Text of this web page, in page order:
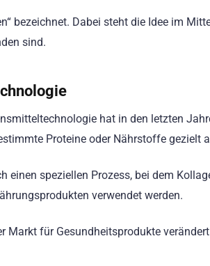
bezeichnet. Dabei steht die Idee im
sind.
hat in den letzten
Proteine oder Nährstoffe gezielt
einen speziellen Prozess, bei dem
verwendet werden.
Markt für Gesundheitsprodukte